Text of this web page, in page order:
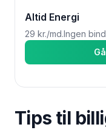
Altid Energi
29 kr./md.Ingen
Tips til